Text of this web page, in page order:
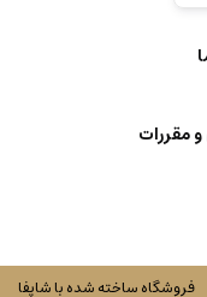
و مقررات
فروشگاه ساخته شده با شاپفا